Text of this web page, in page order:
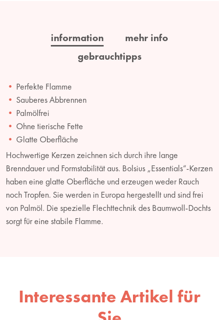
information
mehr info
gebrauchtipps
Perfekte Flamme
Sauberes Abbrennen
Palmölfrei
Ohne tierische Fette
Glatte Oberfläche
Hochwertige Kerzen zeichnen sich durch ihre lange
Brenndauer und Formstabilität aus. Bolsius „Essentials“-Kerzen
haben eine glatte Oberfläche und erzeugen weder Rauch
noch Tropfen. Sie werden in Europa hergestellt und sind frei
von Palmöl. Die spezielle Flechttechnik des Baumwoll-Dochts
sorgt für eine stabile Flamme.
Interessante Artikel für